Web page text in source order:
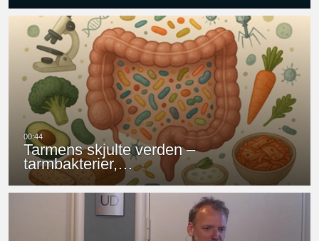
Tarmens skjulte verden –
tarmbakterier,…